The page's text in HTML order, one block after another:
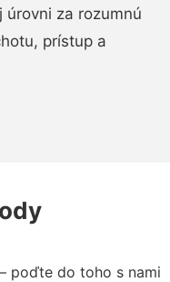
úrovni za rozumnú
prístup a
poďte do toho s nami